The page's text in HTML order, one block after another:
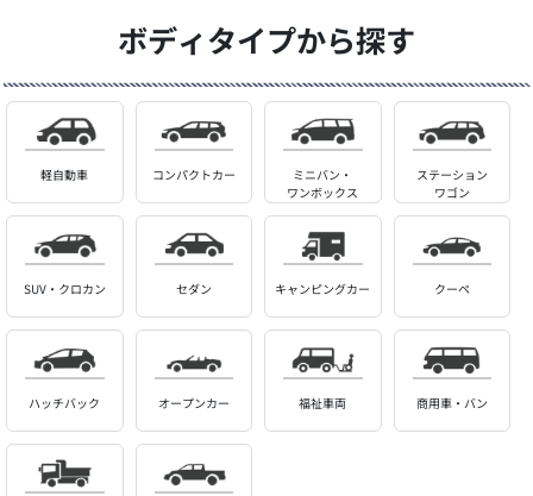
ボディタイプから探す
軽自動車 コンパクトカー
ミニバン・
ワンボックス
ステーション
ワゴン
SUV・クロカン セダン キャンピングカー クーペ
ハッチバック オープンカー 福祉車両 商用車・バン